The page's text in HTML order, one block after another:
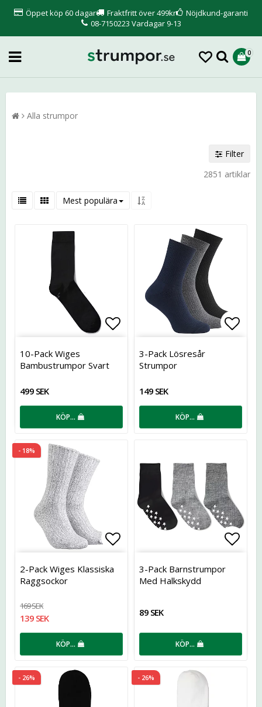
Öppet köp 60 dagar Fraktfritt över 499kr
Nöjdkund-garanti
08-7150223 Vardagar 9-13
0
Alla strumpor
Filter
2851 artiklar
Mest populära
Lägg till i favoritlistan
10-Pack Wiges
Bambustrumpor Svart
499 SEK
KÖP…
3-Pack Lösresår
Strumpor
149 SEK
KÖP…
- 18%
Lägg till i favoritlistan
2-Pack Wiges Klassiska
Raggsockor
169 SEK
139 SEK
KÖP…
3-Pack Barnstrumpor
Med Halkskydd
89 SEK
KÖP…
- 26% - 26%